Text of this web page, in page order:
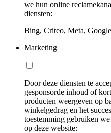
we hun online
diensten:
Bing, Criteo, Meta,
Marketing
Door deze diensten te
gesponsorde inhoud of
producten weergeven op
winkelgedrag en het
toestemming gebruiken
op deze website: